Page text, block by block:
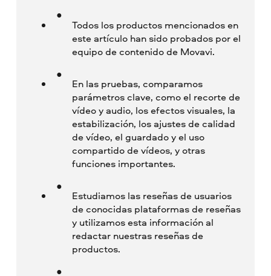
Todos los productos mencionados en
este artículo han sido probados por el
equipo de contenido de Movavi.
En las pruebas, comparamos
parámetros clave, como el recorte de
vídeo y audio, los efectos visuales, la
estabilización, los ajustes de calidad
de vídeo, el guardado y el uso
compartido de vídeos, y otras
funciones importantes.
Estudiamos las reseñas de usuarios
de conocidas plataformas de reseñas
y utilizamos esta información al
redactar nuestras reseñas de
productos.